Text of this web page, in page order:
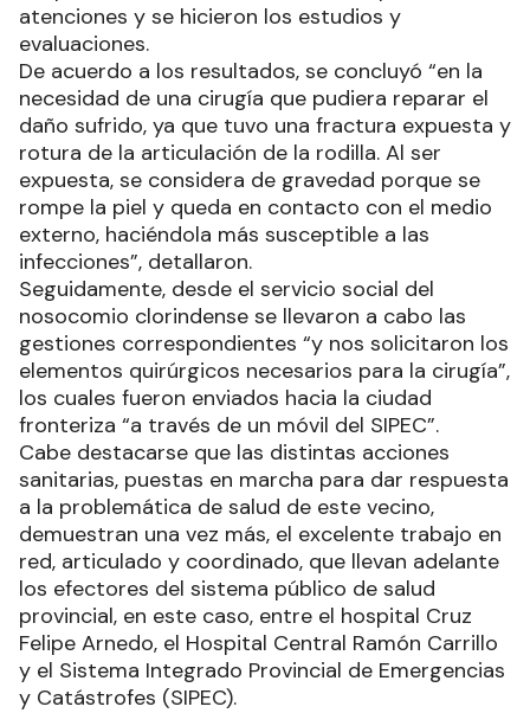
atenciones y se hicieron los estudios y
evaluaciones.
De acuerdo a los resultados, se concluyó “en la
necesidad de una cirugía que pudiera reparar el
daño sufrido, ya que tuvo una fractura expuesta y
rotura de la articulación de la rodilla. Al ser
expuesta, se considera de gravedad porque se
rompe la piel y queda en contacto con el medio
externo, haciéndola más susceptible a las
infecciones”, detallaron.
Seguidamente, desde el servicio social del
nosocomio clorindense se llevaron a cabo las
gestiones correspondientes “y nos solicitaron los
elementos quirúrgicos necesarios para la cirugía”,
los cuales fueron enviados hacia la ciudad
fronteriza “a través de un móvil del SIPEC”.
Cabe destacarse que las distintas acciones
sanitarias, puestas en marcha para dar respuesta
a la problemática de salud de este vecino,
demuestran una vez más, el excelente trabajo en
red, articulado y coordinado, que llevan adelante
los efectores del sistema público de salud
provincial, en este caso, entre el hospital Cruz
Felipe Arnedo, el Hospital Central Ramón Carrillo
y el Sistema Integrado Provincial de Emergencias
y Catástrofes (SIPEC).